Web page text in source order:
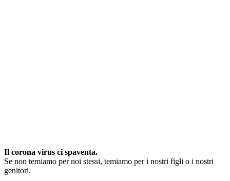
Il corona virus ci spaventa.
Se non temiamo per noi stessi, temiamo per i nostri figli o i nostri
genitori.